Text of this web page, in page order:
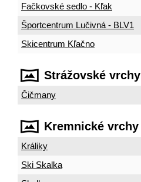
Fačkovské sedlo - Kľak
Športcentrum Lučivná - BLV1
Skicentrum Kľačno
Strážovské vrchy
Čičmany
Kremnické vrchy
Králiky
Ski Skalka